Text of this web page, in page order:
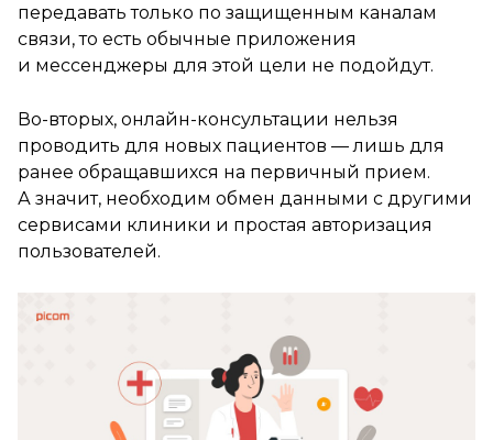
передавать только по защищенным каналам
связи, то есть обычные приложения
и мессенджеры для этой цели не подойдут.
Во-вторых, онлайн-консультации нельзя
проводить для новых пациентов — лишь для
ранее обращавшихся на первичный прием.
А значит, необходим обмен данными с другими
сервисами клиники и простая авторизация
пользователей.